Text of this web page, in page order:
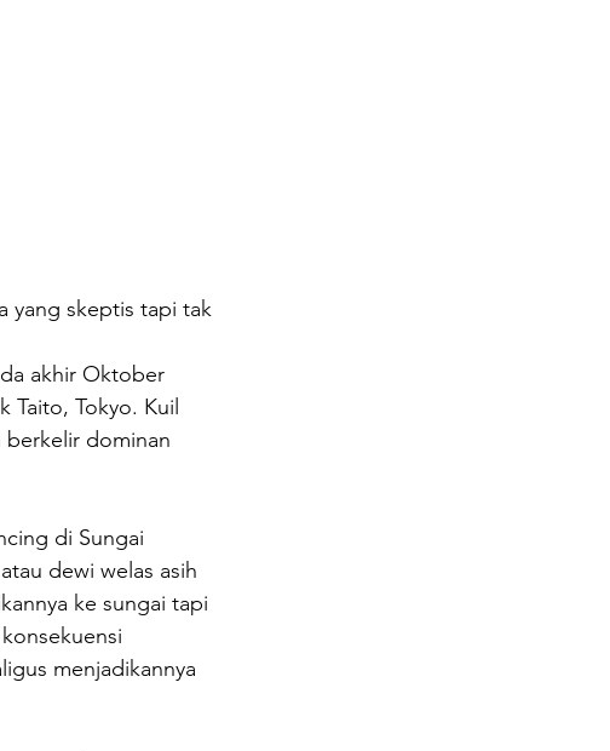
yang skeptis tapi tak
akhir Oktober
Taito, Tokyo. Kuil
dominan
di Sungai
dewi welas asih
ke sungai tapi
menjadikannya